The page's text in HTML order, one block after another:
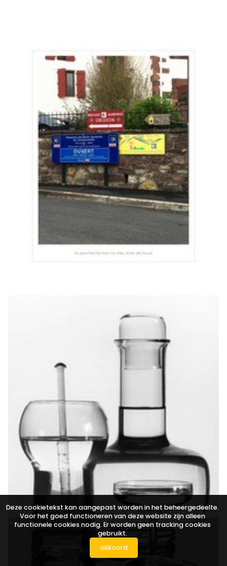
Deze cookietekst kan aangepast worden in het beheergedeelte.
Voor het goed functioneren van deze website zijn alleen
functionele cookies nodig. Er worden geen tracking cookies
gebruikt.
akkoord